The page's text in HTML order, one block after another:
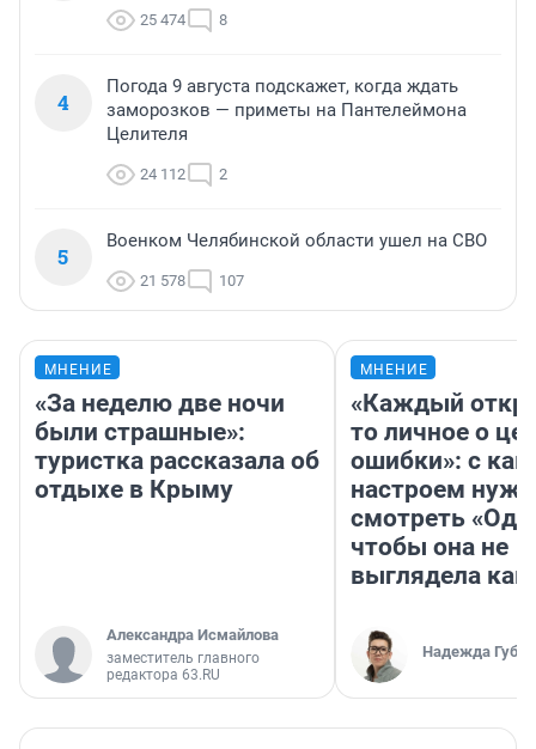
25 474 8
4
Погода 9 августа подскажет, когда ждать
заморозков — приметы на Пантелеймона
Целителя
24 112 2
5
Военком Челябинской области ушел на СВО
21 578 107
МНЕНИЕ
«За неделю две ночи
были страшные»:
туристка рассказала об
отдыхе в Крыму
Александра Исмайлова
заместитель главного
редактора 63.RU
МНЕНИЕ
«Каждый
то личное о
ошибки»: с
настроем
смотреть
чтобы она не
выглядела как
Надежда